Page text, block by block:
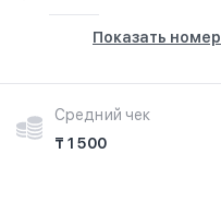
Показать номер
Средний чек
₸ 1 500